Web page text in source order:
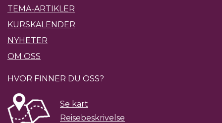
TEMA-ARTIKLER
KURSKALENDER
NYHETER
OM OSS
HVOR FINNER DU OSS?
Se kart
Reisebeskrivelse